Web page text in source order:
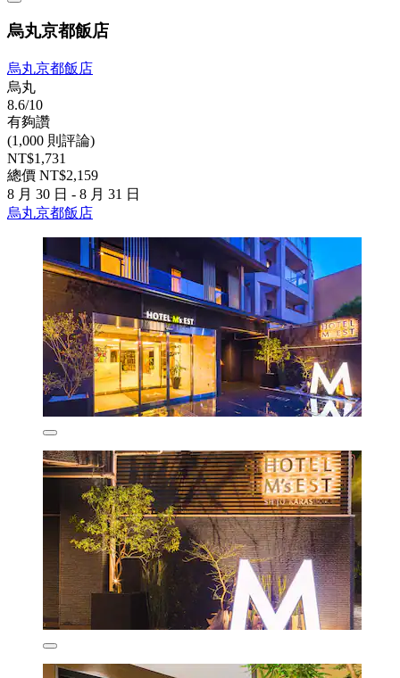
烏丸京都飯店
烏丸京都飯店
烏丸
8.6/10
有夠讚
(1,000 則評論)
NT$1,731
總價 NT$2,159
8 月 30 日 - 8 月 31 日
烏丸京都飯店